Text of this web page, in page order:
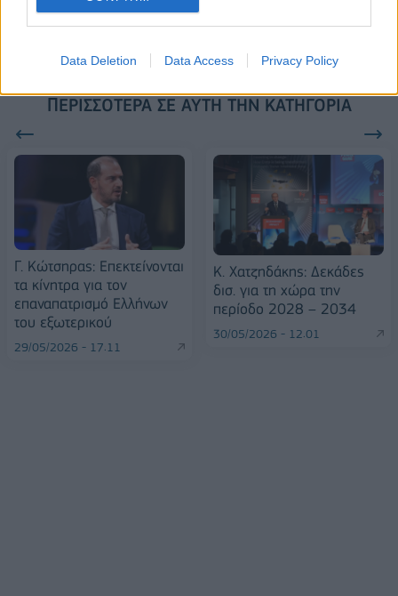
Data Deletion Data Access Privacy Policy
ΠΕΡΙΣΣΌΤΕΡΑ ΣΕ ΑΥΤΉ ΤΗΝ ΚΑΤΗΓΟΡΊΑ
Γ. Κώτσηρας: Επεκτείνονται
τα κίνητρα για τον
επαναπατρισμό Ελλήνων
του εξωτερικού
29/05/2026 - 17:11
Κ. Χατζηδάκης: Δεκάδες
δισ. για τη χώρα την
περίοδο 2028 – 2034
30/05/2026 - 12:01